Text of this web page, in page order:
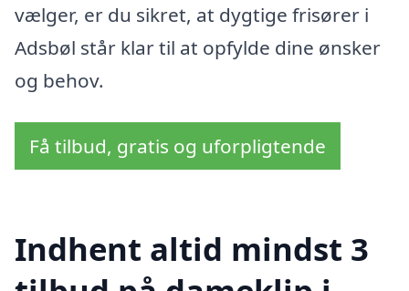
vælger, er du sikret, at dygtige frisører i
Adsbøl står klar til at opfylde dine ønsker
og behov.
Få tilbud, gratis og uforpligtende
Indhent altid mindst 3